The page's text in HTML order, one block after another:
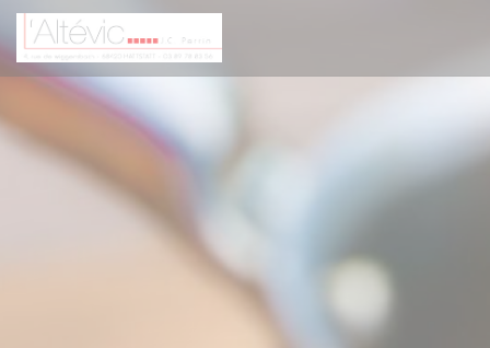
Cookies beheer paneel